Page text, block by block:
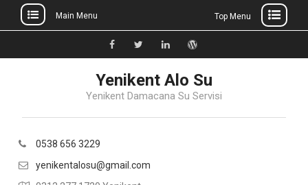
to
Main Menu Top Menu
Facebook
TwitterLinkedinWordPress
Yenikent Alo Su
Yenikent Damacana Su Servisi
0538 656 3229
yenikentalosu@gmail.com